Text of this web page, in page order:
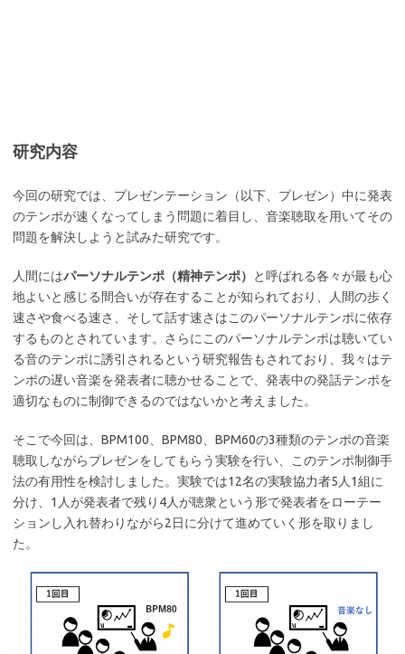
研究内容
今回の研究では、プレゼンテーション（以下、プレゼン）中に発表
のテンポが速くなってしまう問題に着目し、音楽聴取を用いてその
問題を解決しようと試みた研究です。
人間にはパーソナルテンポ（精神テンポ）
と呼ばれる各々が最も心
地よいと感じる間合いが存在することが知られており、人間の歩く
速さや食べる速さ、そして話す速さはこのパーソナルテンポに依存
するものとされています。さらにこのパーソナルテンポは聴いてい
る音のテンポに誘引されるという研究報告もされており、我々はテ
ンポの遅い音楽を発表者に聴かせることで、発表中の発話テンポを
適切なものに制御できるのではないかと考えました。
そこで今回は、BPM100、BPM80、BPM60の3種類のテンポの音楽
聴取しながらプレゼンをしてもらう実験を行い、このテンポ制御手
法の有用性を検討しました。実験では12名の実験協力者5人1組に
分け、1人が発表者で残り4人が聴衆という形で発表者をローテー
ションし入れ替わりながら2日に分けて進めていく形を取りまし
た。